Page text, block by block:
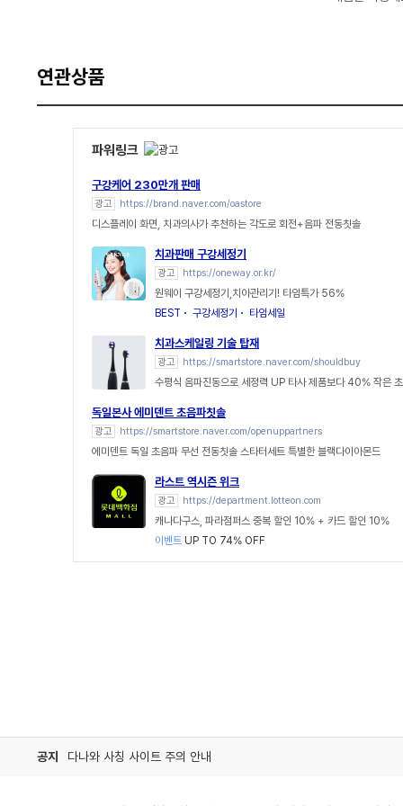
연관상품
파워링크
구강케어 230만개 판매
광고 https://brand.naver.com/oastore
디스플레이 화면, 치과의사가 추천하는 각도로 회전+음파 전동칫솔
치과판매 구강세정기
광고 https://oneway.or.kr/
원웨이 구강세정기,치아관리기! 타임특가 56%
BEST
구강세정기 타임세일
치과스케일링 기술 탑재
광고 https://smartstore.naver.com/shouldbuy
수평식 음파진동으로 세정력 UP 타사 제품보다 40% 작은
독일본사 에미덴트 초음파칫솔
광고 https://smartstore.naver.com/openuppartners
에미덴트 독일 초음파 무선 전동칫솔 스타터세트 특별한 블랙다이아몬드
라스트 역시즌 위크
광고 https://department.lotteon.com
캐나다구스, 파라점퍼스 중복 할인 10% + 카드 할인 10%
이벤트 UP TO 74% OFF
공지 다나와 사칭 사이트 주의 안내